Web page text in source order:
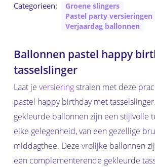
Categorieen:
Groene slingers
Pastel party versieringen
Verjaardag ballonnen
Ballonnen pastel happy
tasselslinger
Laat je versieringstralen met deze
pastel happy birthday met
gekleurde ballonnen zijn een stijlvolle
elke gelegenheid, van een gezellige
middagthee. Deze vrolijke ballonnen
een complementerende gekleurde